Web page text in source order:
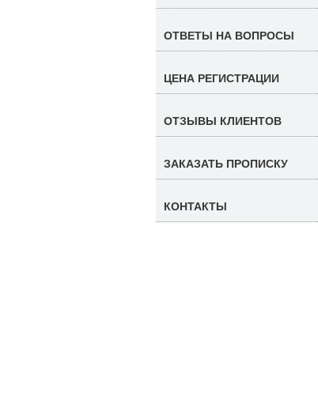
ОТВЕТЫ НА ВОПРОСЫ
ЦЕНА РЕГИСТРАЦИИ
ОТЗЫВЫ КЛИЕНТОВ
ЗАКАЗАТЬ ПРОПИСКУ
КОНТАКТЫ